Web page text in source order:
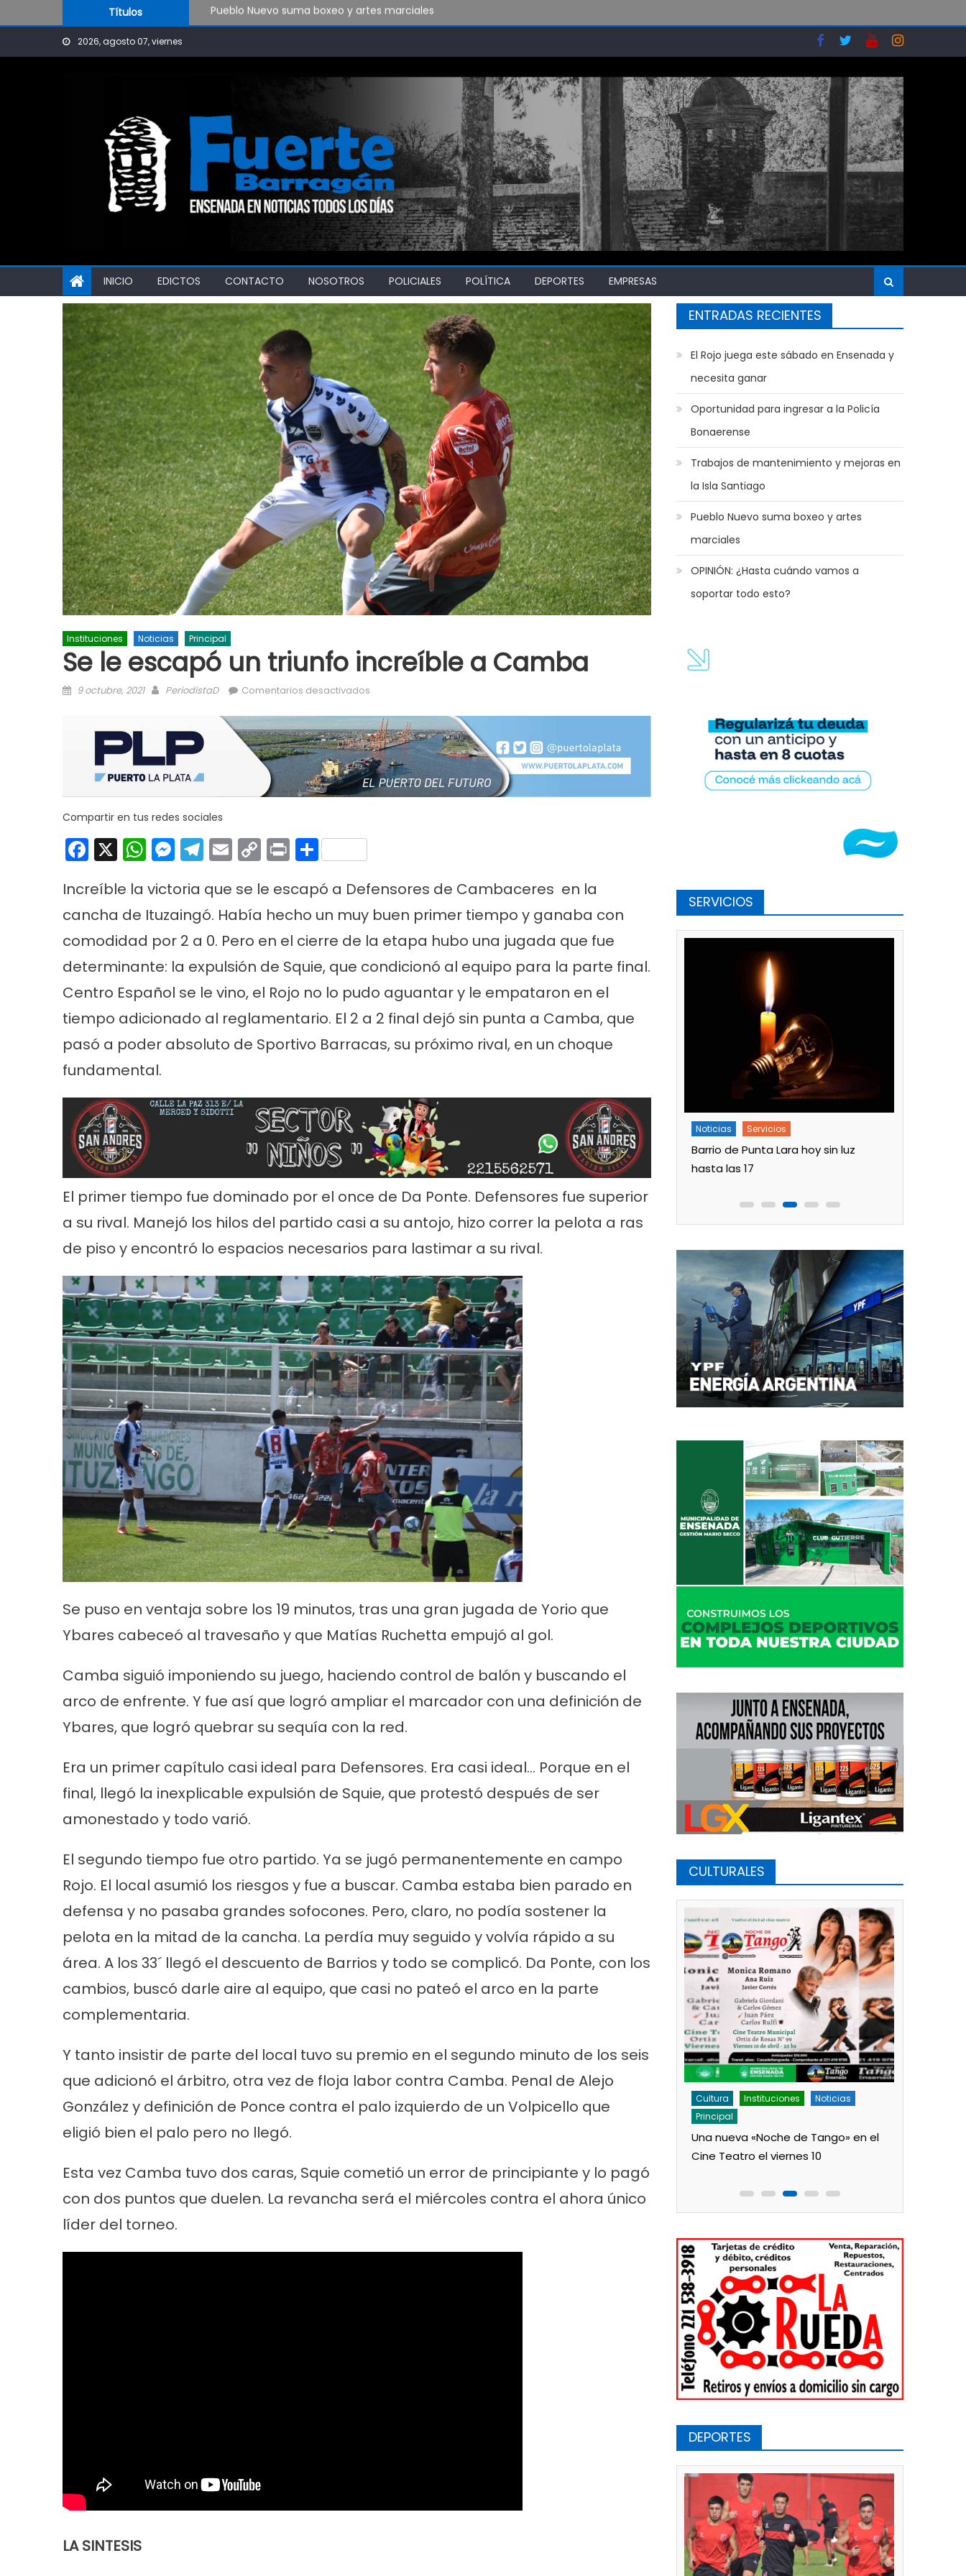
Títulos
OPINIÓN: ¿Hasta cuándo vamos a soportar todo esto?
2026, agosto 07, viernes
INICIO EDICTOS CONTACTO NOSOTROS POLICIALES POLÍTICA DEPORTES EMPRESAS
Instituciones Noticias Principal
Se le escapó un triunfo increíble a Camba
Posted on
9 octubre, 2021 Author
PeriodistaD Comentarios desactivados
Compartir en tus redes sociales
Facebook
X WhatsApp
Messenger
Telegram
EmailCopy
Link
PrintCompartir
Increíble la victoria que se le escapó a Defensores de Cambaceres en la
cancha de Ituzaingó. Había hecho un muy buen primer tiempo y ganaba con
comodidad por 2 a 0. Pero en el cierre de la etapa hubo una jugada que fue
determinante: la expulsión de Squie, que condicionó al equipo para la parte final.
Centro Español se le vino, el Rojo no lo pudo aguantar y le empataron en el
tiempo adicionado al reglamentario. El 2 a 2 final dejó sin punta a Camba, que
pasó a poder absoluto de Sportivo Barracas, su próximo rival, en un choque
fundamental.
El primer tiempo fue dominado por el once de Da Ponte. Defensores fue superior
a su rival. Manejó los hilos del partido casi a su antojo, hizo correr la pelota a ras
de piso y encontró lo espacios necesarios para lastimar a su rival.
Se puso en ventaja sobre los 19 minutos, tras una gran jugada de Yorio que
Ybares cabeceó al travesaño y que Matías Ruchetta empujó al gol.
Camba siguió imponiendo su juego, haciendo control de balón y buscando el
arco de enfrente. Y fue así que logró ampliar el marcador con una definición de
Ybares, que logró quebrar su sequía con la red.
Era un primer capítulo casi ideal para Defensores. Era casi ideal… Porque en el
final, llegó la inexplicable expulsión de Squie, que protestó después de ser
amonestado y todo varió.
El segundo tiempo fue otro partido. Ya se jugó permanentemente en campo
Rojo. El local asumió los riesgos y fue a buscar. Camba estaba bien parado en
defensa y no pasaba grandes sofocones. Pero, claro, no podía sostener la
pelota en la mitad de la cancha. La perdía muy seguido y volvía rápido a su
área. A los 33´ llegó el descuento de Barrios y todo se complicó. Da Ponte, con los
cambios, buscó darle aire al equipo, que casi no pateó el arco en la parte
complementaria.
Y tanto insistir de parte del local tuvo su premio en el segundo minuto de los seis
que adicionó el árbitro, otra vez de floja labor contra Camba. Penal de Alejo
González y definición de Ponce contra el palo izquierdo de un Volpicello que
eligió bien el palo pero no llegó.
Esta vez Camba tuvo dos caras, Squie cometió un error de principiante y lo pagó
con dos puntos que duelen. La revancha será el miércoles contra el ahora único
líder del torneo.
LA SINTESIS
ENTRADAS RECIENTES
El Rojo juega este sábado en Ensenada y
necesita ganar
Oportunidad para ingresar a la Policía
Bonaerense
Trabajos de mantenimiento y mejoras en
la Isla Santiago
Pueblo Nuevo suma boxeo y artes
marciales
OPINIÓN: ¿Hasta cuándo vamos a
soportar todo esto?
SERVICIOS
Noticias Principal Servicios
Trabajos en la red de agua en Villa
Tranquila
Noticias Servicios
Turnos de Farmacias de Agosto
2026 en Ensenada
Noticias Servicios
Por mejoras en el servicio cortan el
agua de 11 a 15
Noticias Servicios
Barrio de Punta Lara hoy sin luz
hasta las 17
CULTURALES
Noticias Principal
«Los Remolinos» revolucionan Punta
Lara con su Carnaval Barrial
Murga los remolinos festeja sus 16
años con guiso de lentejas y
Noticias
Casa del Tango: noche especial,
Cultura Instituciones
Noticias
Principal
Una nueva «Noche de Tango» en el
Cine Teatro el viernes 10
DEPORTES